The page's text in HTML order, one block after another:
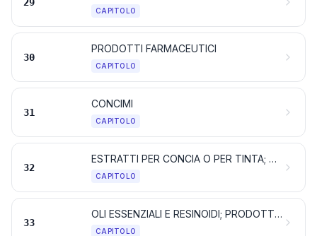
CAPITOLO
30
PRODOTTI FARMACEUTICI
CAPITOLO
31
CONCIMI
CAPITOLO
32
ESTRATTI PER CONCIA O PER TINTA; TANNINI E LORO DERIVATI; TINTURE, PIGMENTI ED ALTRE SOSTANZE COLORANTI; PITTURE E VERNICI; STUCCO E ALTRI MASTICI; INCHIOSTRI
CAPITOLO
33
OLI ESSENZIALI E RESINOIDI; PRODOTTI PER PROFUMERIA, PREPARAZIONI COSMETICHE O PER TOELETTA
CAPITOLO